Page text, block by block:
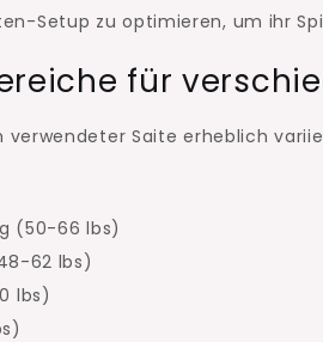
Setup zu optimieren, um ihr
für
Saite erheblich
(50-66 lbs)
62 lbs)
lbs)